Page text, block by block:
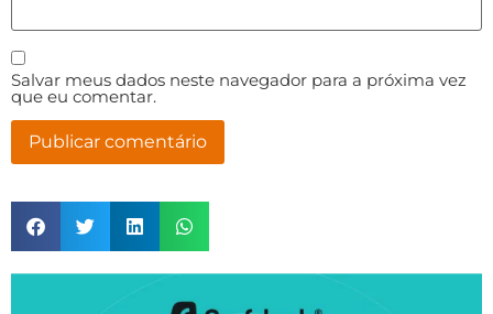
Salvar meus dados neste navegador para a próxima vez
que eu comentar.